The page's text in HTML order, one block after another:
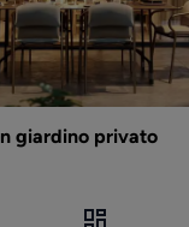
giardino privato